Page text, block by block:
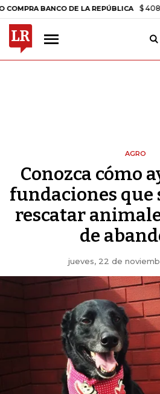
DE LA REPÚBLICA $ 408.498,97 +$
AGRO
Conozca cómo
fundaciones que
rescatar
de
jueves, 22 de